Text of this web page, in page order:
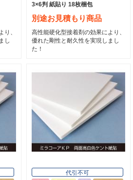
り、
し
3×6判 紙貼り 18枚梱包
別途お見積もり商品
高性能硬化型接着剤の効果により、
優れた剛性と耐久性を実現しまし
た！
代引不可